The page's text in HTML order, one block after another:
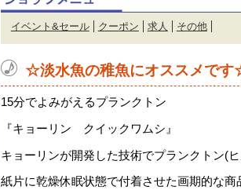
イベント&セール クーポン 求人 その他
☆淡水魚の稚魚にオススメで
15分でよみがえるプランクトン
『キョーリン クイックワムシ』
キョーリンが開発した技術でプランクトン(
紙片に乾燥休眠状態で付着させた画期的な商